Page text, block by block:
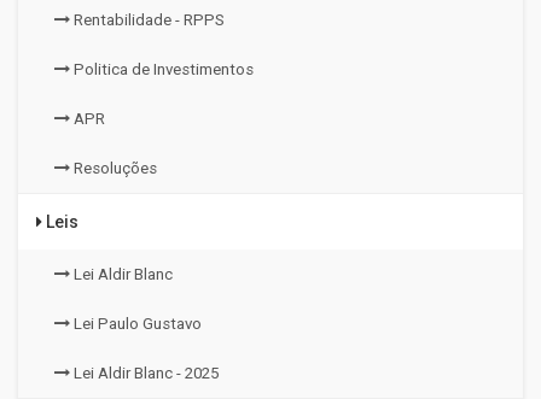
Rentabilidade - RPPS
Politica de Investimentos
APR
Resoluções
Leis
Lei Aldir Blanc
Lei Paulo Gustavo
Lei Aldir Blanc - 2025